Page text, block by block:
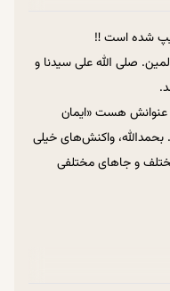
شده است ‼
صلی الله علی سیدنا و
عنوانش هست «ایمان
بحمدالله، واکنش‌های خیلی
و جاهای مختلفی
پنج جلسه بیشتر نبود و
تا کمی آنی که ما